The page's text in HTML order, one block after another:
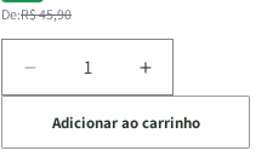
teológica
Penkal
Penkal
normal
De:R$ 45,90
promocional
Diminuir
a
quantidade
de
Aumentar
a
quantidade
de
Adicionar ao carrinho